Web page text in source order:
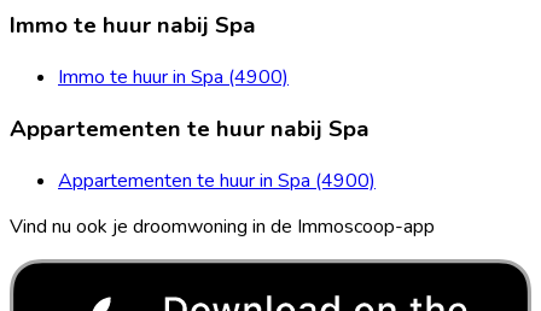
Immo te huur nabij Spa
Immo te huur in Spa (4900)
Appartementen te huur nabij Spa
Appartementen te huur in Spa (4900)
Vind nu ook je droomwoning in de Immoscoop-app